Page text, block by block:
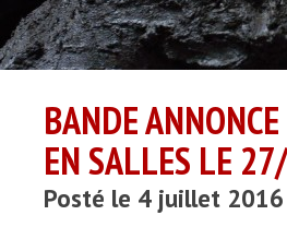
BANDE
EN SALLES LE
Posté le 4 juillet